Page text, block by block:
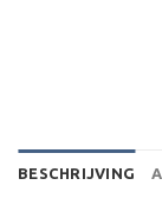
BESCHRIJVING